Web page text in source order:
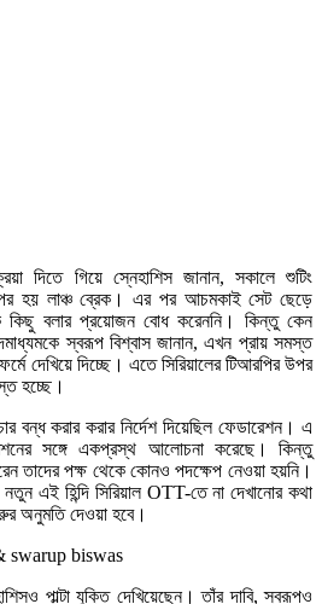
দিতে গিয়ে স্নেহাশিস জানান, সকালে শুটিং
হয় লাঞ্চ ব্রেক। এর পর আচমকাই সেট ছেড়ে
কিছু বলার প্রয়োজন বোধ করেননি। কিন্তু কেন
স্বরূপ বিশ্বাস জানান, এখন প্রায় সমস্ত
দেখিয়ে দিচ্ছে। এতে সিরিয়ালের টিআরপির উপর
হচ্ছে।
বন্ধ করার করার নির্দেশ দিয়েছিল ফেডারেশন। এ
সঙ্গে একপ্রস্থ আলোচনা করেছে। কিন্তু
তাদের পক্ষ থেকে কোনও পদক্ষেপ নেওয়া হয়নি।
এই হিন্দি সিরিয়াল OTT-তে না দেখানোর কথা
অনুমতি দেওয়া হবে।
পাল্টা যুক্তি দেখিয়েছেন। তাঁর দাবি, স্বরূপও